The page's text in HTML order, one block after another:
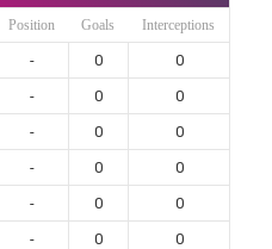
Position Goals Interceptions
- 0
0
- 0
0
- 0
0
- 0
0
- 0
0
- 0
0